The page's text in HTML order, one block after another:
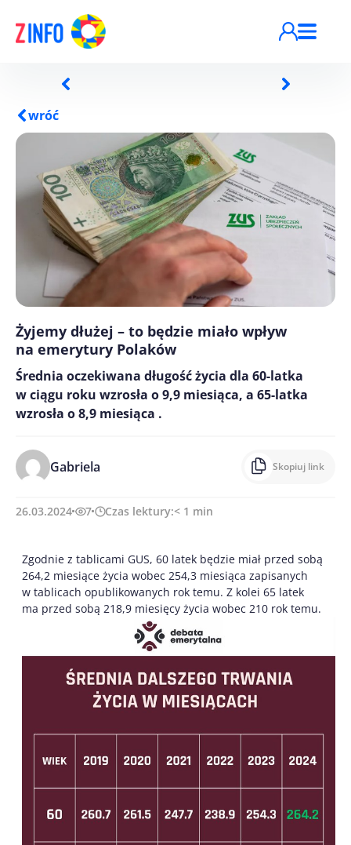
wróć
Żyjemy dłużej – to będzie miało wpływ
na emerytury Polaków
Średnia oczekiwana długość życia dla 60-latka
w ciągu roku wzrosła o 9,9 miesiąca, a 65-latka
wzrosła o 8,9 miesiąca .
Gabriela Skopiuj link
26.03.2024 7 Czas lektury:< 1 min
Zgodnie z tablicami GUS, 60 latek będzie miał przed sobą
264,2 miesiące życia wobec 254,3 miesiąca zapisanych
w tablicach opublikowanych rok temu. Z kolei 65 latek
ma przed sobą 218,9 miesięcy życia wobec 210 rok temu.